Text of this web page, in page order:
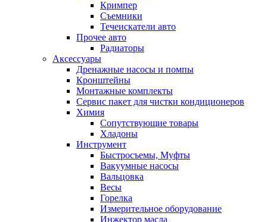
Кримпер
Съемники
Течеискатели авто
Прочее авто
Радиаторы
Аксессуары
Дренажные насосы и помпы
Кронштейны
Монтажные комплекты
Сервис пакет для чистки кондиционеров
Химия
Сопутствующие товары
Хладоны
Инструмент
Быстросъемы, Муфты
Вакуумные насосы
Вальцовка
Весы
Горелка
Измерительное оборудование
Инжектор масла